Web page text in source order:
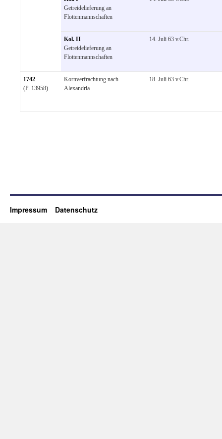
Getreidelieferung an
Flottenmannschaften
Kol. II
Getreidelieferung an
Flottenmannschaften
14. Juli 63 v.Chr.
1742
(P. 13958)
Kornverfrachtung nach
Alexandria
18. Juli 63 v.Chr.
Impressum Datenschutz